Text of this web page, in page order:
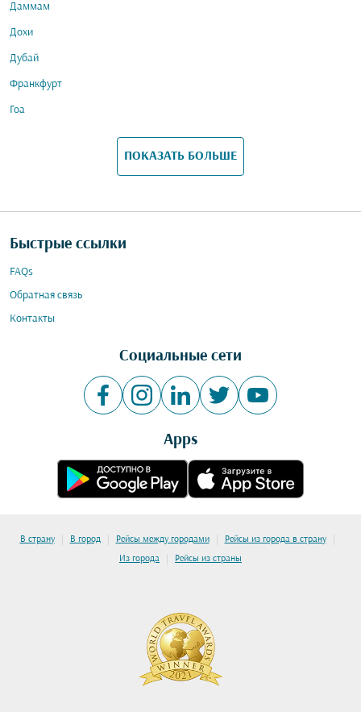
Даммам
Дохи
Дубай
Франкфурт
Гоа
ПОКАЗАТЬ БОЛЬШЕ
Быстрые ссылки
FAQs
Обратная связь
Контакты
Социальные сети
Apps
В страну | В город | Рейсы между городами | Рейсы из города в страну |
Из города | Рейсы из страны